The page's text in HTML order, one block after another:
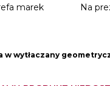
marek Na
wytłaczany